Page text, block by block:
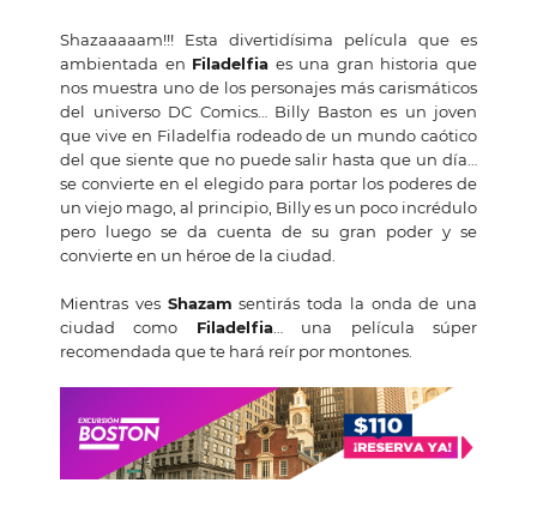
Shazaaaaam!!! Esta divertidísima película que es
ambientada en Filadelfia es una gran historia que
nos muestra uno de los personajes más carismáticos
del universo DC Comics… Billy Baston es un joven
que vive en Filadelfia rodeado de un mundo caótico
del que siente que no puede salir hasta que un día…
se convierte en el elegido para portar los poderes de
un viejo mago, al principio, Billy es un poco incrédulo
pero luego se da cuenta de su gran poder y se
convierte en un héroe de la ciudad.
Mientras ves Shazam sentirás toda la onda de una
ciudad como Filadelfia… una película súper
recomendada que te hará reír por montones.